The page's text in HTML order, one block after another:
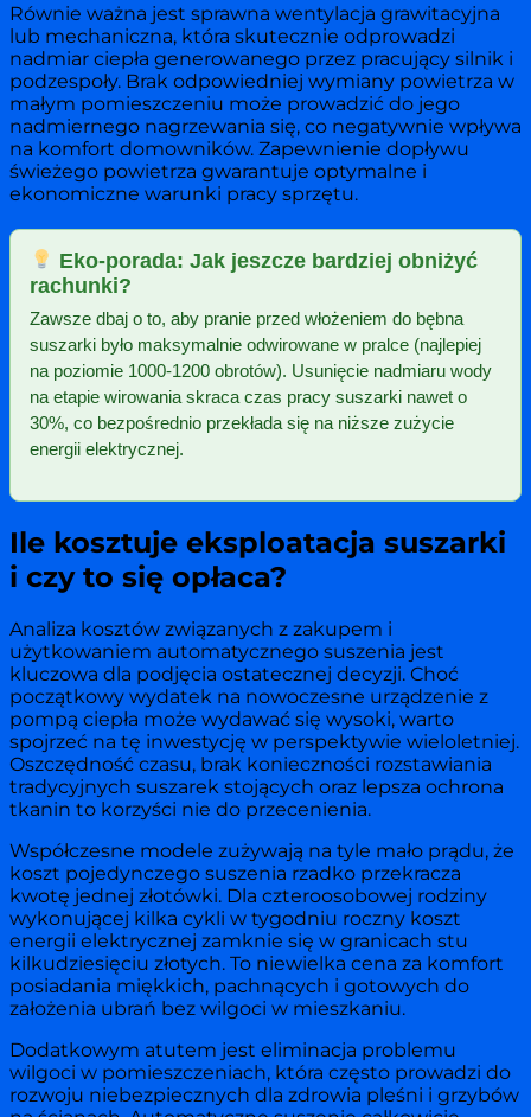
Równie ważna jest sprawna wentylacja grawitacyjna
lub mechaniczna, która skutecznie odprowadzi
nadmiar ciepła generowanego przez pracujący silnik i
podzespoły. Brak odpowiedniej wymiany powietrza w
małym pomieszczeniu może prowadzić do jego
nadmiernego nagrzewania się, co negatywnie wpływa
na komfort domowników. Zapewnienie dopływu
świeżego powietrza gwarantuje optymalne i
ekonomiczne warunki pracy sprzętu.
Eko-porada: Jak jeszcze bardziej obniżyć
rachunki?
Zawsze dbaj o to, aby pranie przed włożeniem do bębna
suszarki było maksymalnie odwirowane w pralce (najlepiej
na poziomie 1000-1200 obrotów). Usunięcie nadmiaru wody
na etapie wirowania skraca czas pracy suszarki nawet o
30%, co bezpośrednio przekłada się na niższe zużycie
energii elektrycznej.
Ile kosztuje eksploatacja suszarki
i czy to się opłaca?
Analiza kosztów związanych z zakupem i
użytkowaniem automatycznego suszenia jest
kluczowa dla podjęcia ostatecznej decyzji. Choć
początkowy wydatek na nowoczesne urządzenie z
pompą ciepła może wydawać się wysoki, warto
spojrzeć na tę inwestycję w perspektywie wieloletniej.
Oszczędność czasu, brak konieczności rozstawiania
tradycyjnych suszarek stojących oraz lepsza ochrona
tkanin to korzyści nie do przecenienia.
Współczesne modele zużywają na tyle mało prądu, że
koszt pojedynczego suszenia rzadko przekracza
kwotę jednej złotówki. Dla czteroosobowej rodziny
wykonującej kilka cykli w tygodniu roczny koszt
energii elektrycznej zamknie się w granicach stu
kilkudziesięciu złotych. To niewielka cena za komfort
posiadania miękkich, pachnących i gotowych do
założenia ubrań bez wilgoci w mieszkaniu.
Dodatkowym atutem jest eliminacja problemu
wilgoci w pomieszczeniach, która często prowadzi do
rozwoju niebezpiecznych dla zdrowia pleśni i grzybów